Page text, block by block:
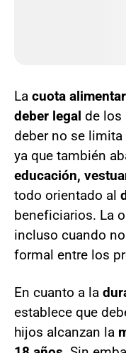
La cuota
deber legal de los
deber no se
ya que también
educación,
todo orientado al
beneficiarios. La
incluso cuando
formal entre los
En cuanto a la
establece que
hijos alcanzan la